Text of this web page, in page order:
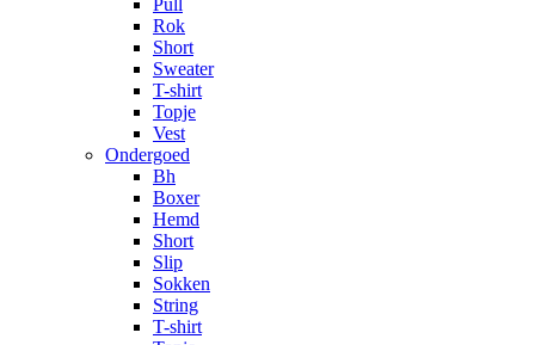
Pull
Rok
Short
Sweater
T-shirt
Topje
Vest
Ondergoed
Bh
Boxer
Hemd
Short
Slip
Sokken
String
T-shirt